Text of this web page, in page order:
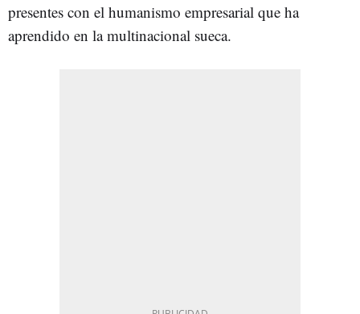
presentes con el humanismo empresarial que ha
aprendido en la multinacional sueca.